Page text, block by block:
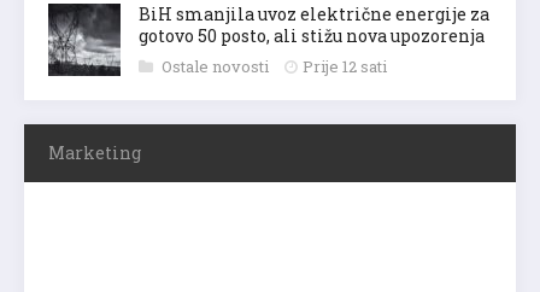
BiH smanjila uvoz električne energije za
gotovo 50 posto, ali stižu nova upozorenja
Ostale novosti Prije 12 sati
Marketing